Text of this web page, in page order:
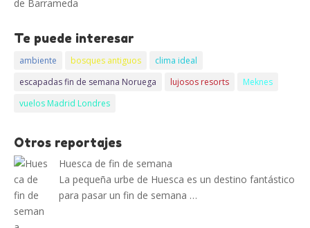
de Barrameda
Te puede interesar
ambiente bosques antiguos
clima ideal
escapadas fin de semana Noruega
lujosos resorts
Meknes
vuelos Madrid Londres
Otros reportajes
Huesca de fin de semana
La pequeña urbe de Huesca es un destino fantástico
para pasar un fin de semana …